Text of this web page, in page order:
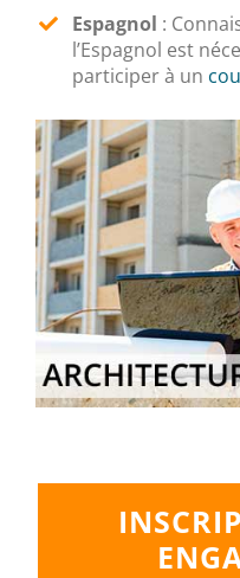
Espagnol :
l’Espagnol est
participer à un